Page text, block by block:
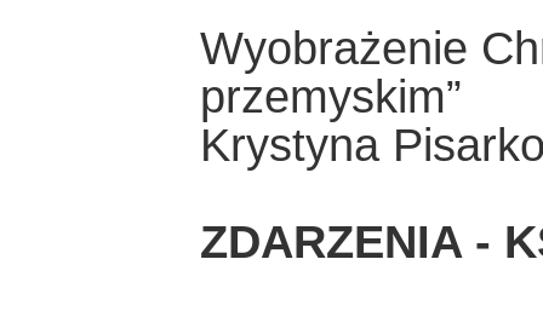
Wyobrażenie
przemyskim”
Krystyna
ZDARZENIA -